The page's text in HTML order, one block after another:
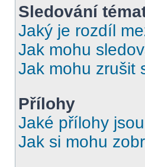
Sledování
Jaký je rozdíl
Jak mohu
Jak mohu zrušit
Přílohy
Jaké přílohy
Jak si mohu